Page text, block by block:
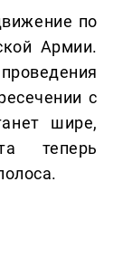
по
Армии.
с
шире,
теперь